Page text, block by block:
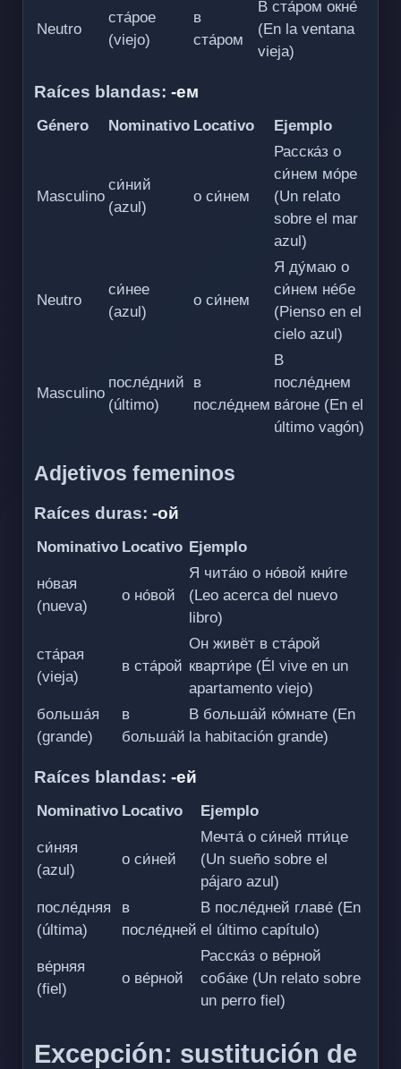
Neutro
ста́рое
(viejo)
в
ста́ром
В ста́ром окне́
(En la ventana
vieja)
Raíces blandas: -ем
Género Nominativo Locativo Ejemplo
Masculino
си́ний
(azul)
о си́нем
Расска́з о
си́нем мо́ре
(Un relato
sobre el mar
azul)
Neutro
си́нее
(azul)
о си́нем
Я ду́маю о
си́нем не́бе
(Pienso en el
cielo azul)
Masculino
после́дний
(último)
в
после́днем
В
после́днем
ва́гоне (En el
último vagón)
Adjetivos femeninos
Raíces duras: -ой
Nominativo Locativo Ejemplo
но́вая
(nueva)
о но́вой
Я чита́ю о но́вой кни́ге
(Leo acerca del nuevo
libro)
ста́рая
(vieja)
в ста́рой
Он живёт в ста́рой
кварти́ре (Él vive en un
apartamento viejo)
больша́я
(grande)
в
больша́й
В больша́й ко́мнате (En
la habitación grande)
Raíces blandas: -ей
Nominativo Locativo Ejemplo
си́няя
(azul)
о си́ней
Мечта́ о си́ней пти́це
(Un sueño sobre el
pájaro azul)
после́дняя
(última)
в
после́дней
В после́дней главе́ (En
el último capítulo)
ве́рняя
(fiel)
о ве́рной
Расска́з о ве́рной
соба́ке (Un relato sobre
un perro fiel)
Excepción: sustitución de